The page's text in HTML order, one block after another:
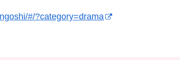
#/?category=drama